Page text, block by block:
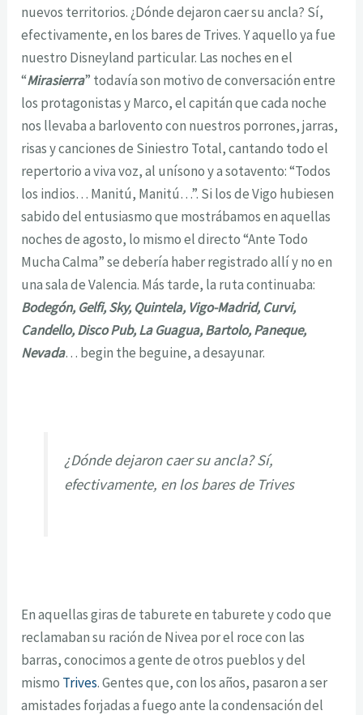
nuevos territorios. ¿Dónde dejaron caer su ancla? Sí,
efectivamente, en los bares de Trives. Y aquello ya fue
nuestro Disneyland particular. Las noches en el
“Mirasierra” todavía son motivo de conversación entre
los protagonistas y Marco, el capitán que cada noche
nos llevaba a barlovento con nuestros porrones, jarras,
risas y canciones de Siniestro Total, cantando todo el
repertorio a viva voz, al unísono y a sotavento: “Todos
los indios… Manitú, Manitú…”. Si los de Vigo hubiesen
sabido del entusiasmo que mostrábamos en aquellas
noches de agosto, lo mismo el directo “Ante Todo
Mucha Calma” se debería haber registrado allí y no en
una sala de Valencia. Más tarde, la ruta continuaba:
Bodegón, Gelfi, Sky, Quintela, Vigo-Madrid, Curvi,
Candello, Disco Pub, La Guagua, Bartolo, Paneque,
Nevada… begin the beguine, a desayunar.
¿Dónde dejaron caer su ancla? Sí,
efectivamente, en los bares de Trives
En aquellas giras de taburete en taburete y codo que
reclamaban su ración de Nivea por el roce con las
barras, conocimos a gente de otros pueblos y del
mismo Trives. Gentes que, con los años, pasaron a ser
amistades forjadas a fuego ante la condensación del